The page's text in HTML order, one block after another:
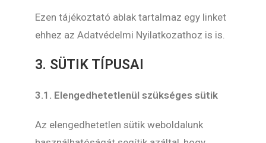
Ezen tájékoztató ablak tartalmaz egy linket
ehhez az Adatvédelmi Nyilatkozathoz is is.
3. SÜTIK TÍPUSAI
3.1. Elengedhetetlenül szükséges sütik
Az elengedhetetlen sütik weboldalunk